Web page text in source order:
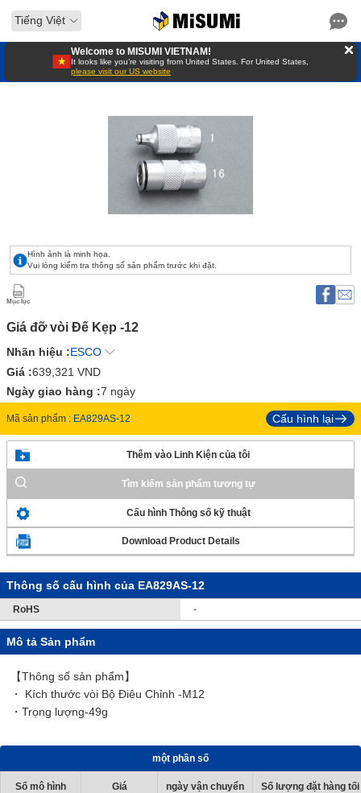
Tiếng Việt
Welcome to MISUMI VIETNAM!
It looks like you’re visiting from United States. For United States,
please visit our US website
Hình ảnh là minh họa.
Vui lòng kiểm tra thông số sản phẩm trước khi đặt.
Mục lục
Giá đỡ vòi Đế Kẹp -12
Nhãn hiệu :ESCO
Giá :639,321 VND
Ngày giao hàng :7 ngày
Mã sản phẩm : EA829AS-12 Cấu hình lại
Thêm vào Linh Kiện của tôi
Tìm kiếm sản phẩm tương tự
Cấu hình Thông số kỹ thuật
Download Product Details
Thông số cấu hình của EA829AS-12
RoHS -
Mô tả Sản phẩm
【Thông số sản phẩm】
・ Kích thước vòi Bộ Điêu Chỉnh -M12
・Trọng lượng-49g
một phần số
Số mô hình Giá ngày vận chuyển Số lượng đặt hàng